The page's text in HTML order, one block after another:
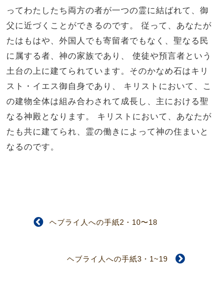
ってわたしたち両方の者が一つの霊に結ばれて、御
父に近づくことができるのです。 従って、あなたが
たはもはや、外国人でも寄留者でもなく、聖なる民
に属する者、神の家族であり、 使徒や預言者という
土台の上に建てられています。そのかなめ石はキリ
スト・イエス御自身であり、 キリストにおいて、こ
の建物全体は組み合わされて成長し、主における聖
なる神殿となります。 キリストにおいて、あなたが
たも共に建てられ、霊の働きによって神の住まいと
なるのです。
ヘブライ人への手紙2・10〜18
ヘブライ人への手紙3・1~19